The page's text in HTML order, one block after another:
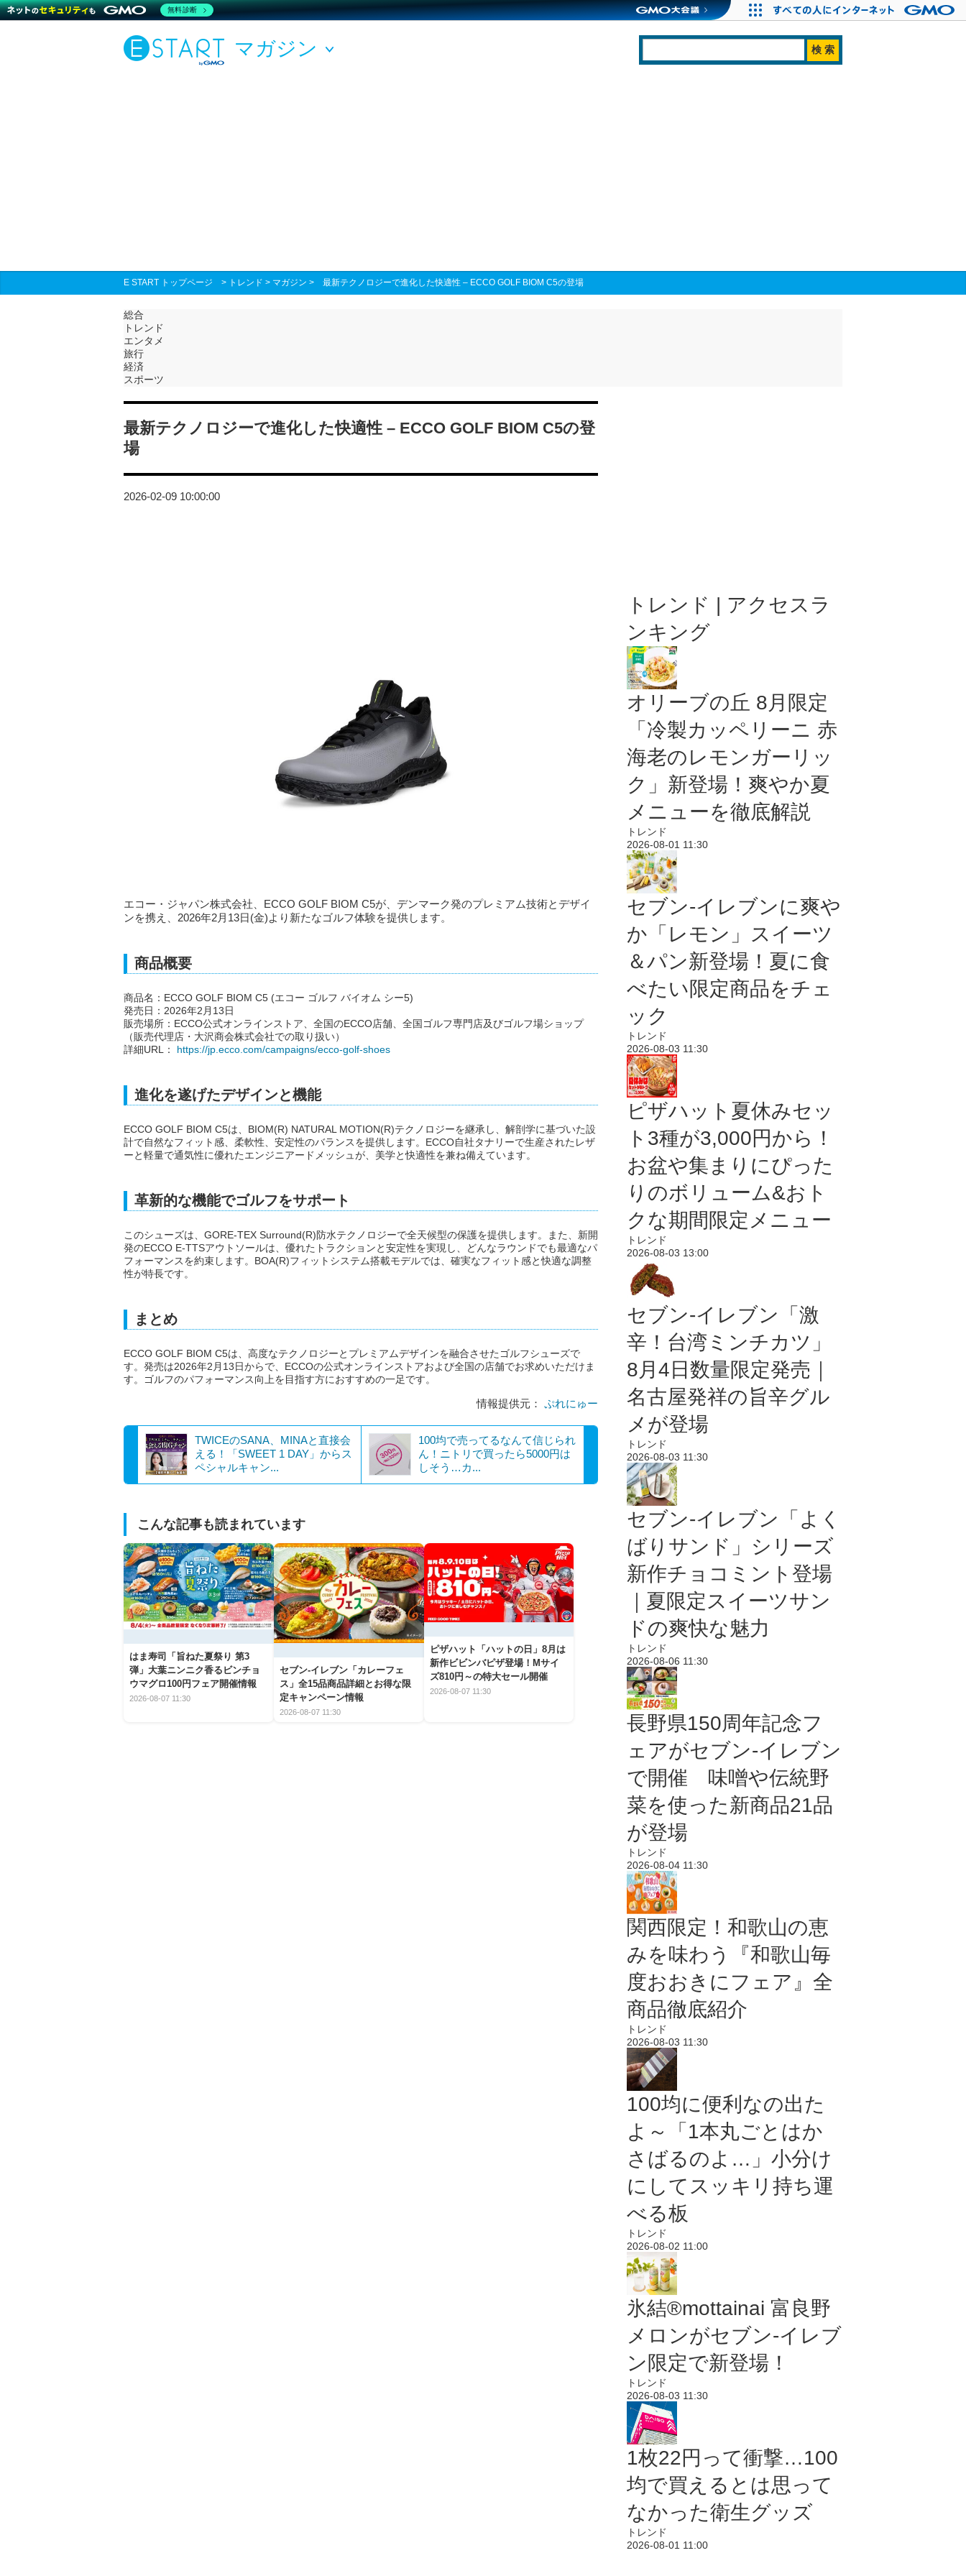
マガジン
E START トップページ > トレンド > マガジン > 最新テクノロジーで進化した快適性 – ECCO GOLF BIOM C5の登場
総合
トレンド
エンタメ
旅行
経済
スポーツ
最新テクノロジーで進化した快適性 – ECCO GOLF BIOM C5の登
場
2026-02-09 10:00:00
エコー・ジャパン株式会社、ECCO GOLF BIOM C5が、デンマーク発のプレミアム技術とデザイ
ンを携え、2026年2月13日(金)より新たなゴルフ体験を提供します。
商品概要
商品名：ECCO GOLF BIOM C5 (エコー ゴルフ バイオム シー5)
発売日：2026年2月13日
販売場所：ECCO公式オンラインストア、全国のECCO店舗、全国ゴルフ専門店及びゴルフ場ショップ
（販売代理店・大沢商会株式会社での取り扱い）
詳細URL： https://jp.ecco.com/campaigns/ecco-golf-shoes
進化を遂げたデザインと機能
ECCO GOLF BIOM C5は、BIOM(R) NATURAL MOTION(R)テクノロジーを継承し、解剖学に基づいた設
計で自然なフィット感、柔軟性、安定性のバランスを提供します。ECCO自社タナリーで生産されたレザ
ーと軽量で通気性に優れたエンジニアードメッシュが、美学と快適性を兼ね備えています。
革新的な機能でゴルフをサポート
このシューズは、GORE-TEX Surround(R)防水テクノロジーで全天候型の保護を提供します。また、新開
発のECCO E-TTSアウトソールは、優れたトラクションと安定性を実現し、どんなラウンドでも最適なパ
フォーマンスを約束します。BOA(R)フィットシステム搭載モデルでは、確実なフィット感と快適な調整
性が特長です。
まとめ
ECCO GOLF BIOM C5は、高度なテクノロジーとプレミアムデザインを融合させたゴルフシューズで
す。発売は2026年2月13日からで、ECCOの公式オンラインストアおよび全国の店舗でお求めいただけま
す。ゴルフのパフォーマンス向上を目指す方におすすめの一足です。
情報提供元： ぷれにゅー
TWICEのSANA、MINAと直接会
える！「SWEET 1 DAY」からス
ペシャルキャン...
100均で売ってるなんて信じられ
ん！ニトリで買ったら5000円は
しそう…カ...
こんな記事も読まれています
はま寿司「旨ねた夏祭り 第3
弾」大葉ニンニク香るビンチョ
ウマグロ100円フェア開催情報
2026-08-07 11:30
セブン‐イレブン「カレーフェ
ス」全15品商品詳細とお得な限
定キャンペーン情報
2026-08-07 11:30
ピザハット「ハットの日」8月は
新作ビビンバピザ登場！Mサイ
ズ810円～の特大セール開催
2026-08-07 11:30
トレンド | アクセスラ
ンキング
オリーブの丘 8月限定
「冷製カッペリーニ 赤
海老のレモンガーリッ
ク」新登場！爽やか夏
メニューを徹底解説
トレンド
2026-08-01 11:30
セブン‐イレブンに爽や
か「レモン」スイーツ
＆パン新登場！夏に食
べたい限定商品をチェ
ック
トレンド
2026-08-03 11:30
ピザハット夏休みセッ
ト3種が3,000円から！
お盆や集まりにぴった
りのボリューム&おト
クな期間限定メニュー
トレンド
2026-08-03 13:00
セブン-イレブン「激
辛！台湾ミンチカツ」
8月4日数量限定発売｜
名古屋発祥の旨辛グル
メが登場
トレンド
2026-08-03 11:30
セブン‐イレブン「よく
ばりサンド」シリーズ
新作チョコミント登場
｜夏限定スイーツサン
ドの爽快な魅力
トレンド
2026-08-06 11:30
長野県150周年記念フ
ェアがセブン-イレブン
で開催 味噌や伝統野
菜を使った新商品21品
が登場
トレンド
2026-08-04 11:30
関西限定！和歌山の恵
みを味わう『和歌山毎
度おおきにフェア』全
商品徹底紹介
トレンド
2026-08-03 11:30
100均に便利なの出た
よ～「1本丸ごとはか
さばるのよ…」小分け
にしてスッキリ持ち運
べる板
トレンド
2026-08-02 11:00
氷結®mottainai 富良野
メロンがセブン‐イレブ
ン限定で新登場！
トレンド
2026-08-03 11:30
1枚22円って衝撃…100
均で買えるとは思って
なかった衛生グッズ
トレンド
2026-08-01 11:00
無料診断